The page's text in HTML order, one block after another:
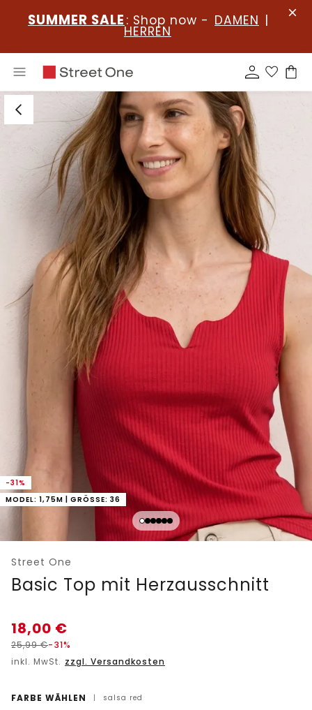
SUMMER SALE : Shop now - DAMEN |
HERREN
-31%
MODEL: 1,75M | GRÖSSE: 36
Street One
Basic Top mit Herzausschnitt
18,00 €
25,99€-31%
inkl. MwSt. zzgl. Versandkosten
FARBE WÄHLEN | salsa red